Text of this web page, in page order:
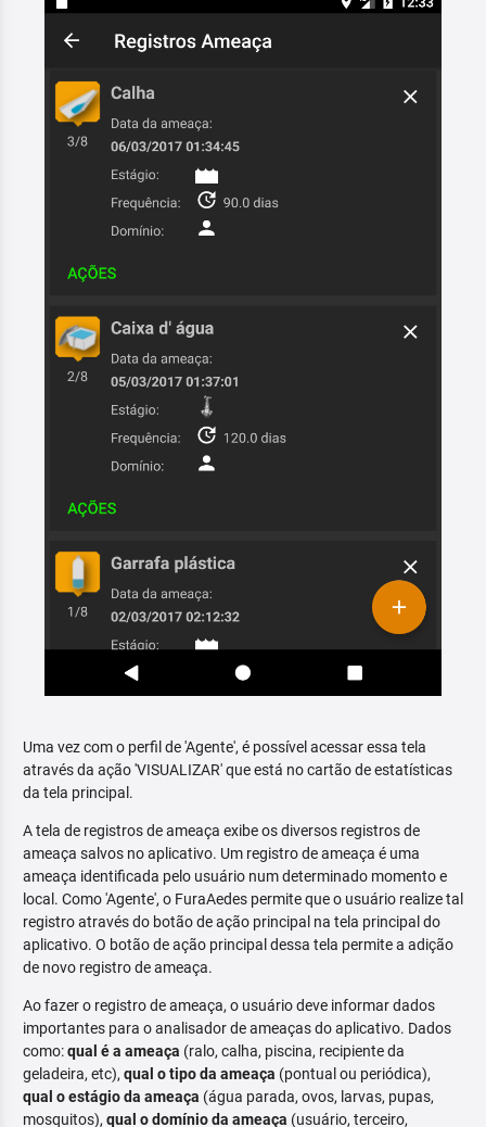
Uma vez com o perfil de 'Agente', é possível acessar essa tela
através da ação 'VISUALIZAR' que está no cartão de estatísticas
da tela principal.
A tela de registros de ameaça exibe os diversos registros de
ameaça salvos no aplicativo. Um registro de ameaça é uma
ameaça identificada pelo usuário num determinado momento e
local. Como 'Agente', o FuraAedes permite que o usuário realize tal
registro através do botão de ação principal na tela principal do
aplicativo. O botão de ação principal dessa tela permite a adição
de novo registro de ameaça.
Ao fazer o registro de ameaça, o usuário deve informar dados
importantes para o analisador de ameaças do aplicativo. Dados
como:qual é a ameaça (ralo, calha, piscina, recipiente da
geladeira, etc), qual o tipo da ameaça (pontual ou periódica),
qual o estágio da ameaça (água parada, ovos, larvas, pupas,
mosquitos), qual o domínio da ameaça (usuário, terceiro,